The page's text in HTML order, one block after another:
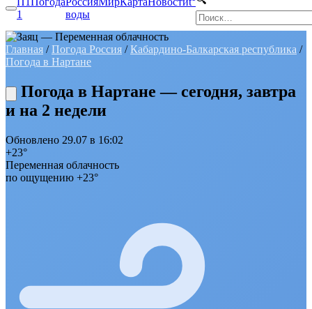
1
воды
Главная /Погода Россия /Кабардино-Балкарская республика /
Погода в Нартане
Погода в Нартане — сегодня, завтра
и на 2 недели
Обновлено 29.07 в 16:02
+23°
Переменная облачность
по ощущению +23°